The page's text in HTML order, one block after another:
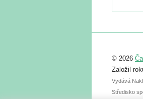
posteru
© 2026
Založil
Vydává
Středisko